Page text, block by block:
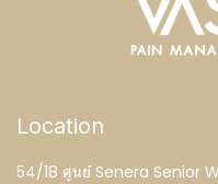
Location
54/18 ศูนย์ Senera Senior